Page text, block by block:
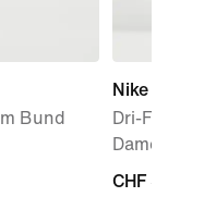
Bund
Nike One
Dri-FIT 2-
Damen
current
CHF 36.99